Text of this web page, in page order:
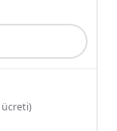
ücreti)